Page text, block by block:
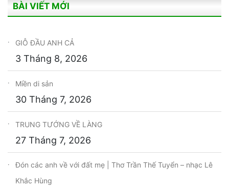
BÀI VIẾT MỚI
GIỖ ĐẦU ANH CẢ
3 Tháng 8, 2026
Miền di sản
30 Tháng 7, 2026
TRUNG TƯỚNG VỀ LÀNG
27 Tháng 7, 2026
Đón các anh về với đất mẹ | Thơ Trần Thế Tuyển – nhạc Lê
Khắc Hùng